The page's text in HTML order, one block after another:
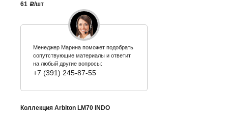
61
a/шт
Менеджер Марина поможет подобрать
сопутствующие материалы и ответит
на любый другие вопросы:
+7 (391) 245-87-55
Коллекция Arbiton LM70 INDO